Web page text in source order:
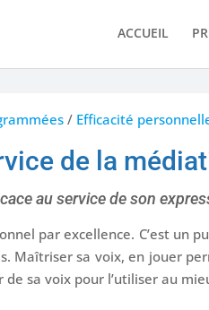
ACCUEIL
/ Efficacité
de la
au service de son
par excellence. C’est un
Maîtriser sa voix, en jouer
sa voix pour l’utiliser au